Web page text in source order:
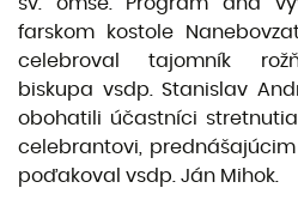
farskom kostole
celebroval tajomník
biskupa vsdp. Stanislav
obohatili účastníci
celebrantovi,
poďakoval vsdp. Ján Mihok.